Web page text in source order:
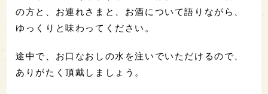
の方と、お連れさまと、お酒について語りながら、
ゆっくりと味わってください。
途中で、お口なおしの水を注いでいただけるので、
ありがたく頂戴しましょう。